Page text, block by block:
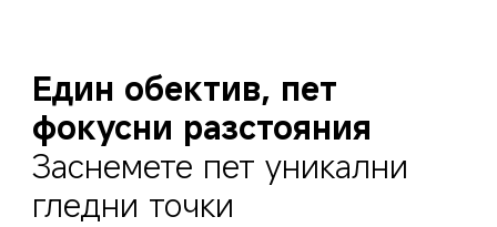
Един обектив, пет
фокусни разстояния
Заснемете пет уникални
гледни точки